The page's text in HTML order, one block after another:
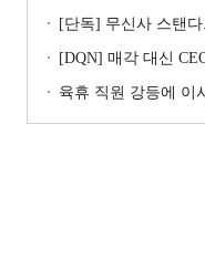
[단독] 무신사 스탠다드 ‘산
[DQN] 매각 대신 CEO 교체…하나
육휴 직원 강등에 이사벨 푸